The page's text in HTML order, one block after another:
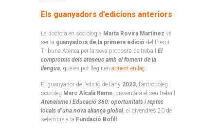
Els guanyadors d’edicions anteriors
La doctora en sociologia Marta Rovira Martínez va
ser la guanyadora de la primera edició del Premi
Tribuna Atenea per la seva proposta de treball El
compromís dels ateneus amb el foment de la
llengua, que es pot llegir en aquest enllaç.
El guanyador de l’edició de l’any 2023, l’antropòleg i
sociòleg Marc Alcalà Rams, presentarà el seu treball
Ateneísme i Educació 360: oportunitats i reptes
locals d’una nova aliança global, el divendres 20 de
setembre a la Fundació Bofill .